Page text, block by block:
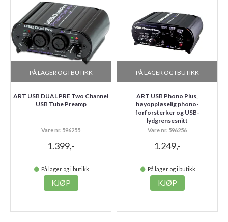
PÅ LAGER OG I BUTIKK
ART USB DUAL PRE Two Channel
USB Tube Preamp
Vare nr. 596255
1.399,-
På lager og i butikk
KJØP
PÅ LAGER OG I BUTIKK
ART USB Phono Plus,
høyoppløselig phono-
forforsterker og USB-
lydgrensesnitt
Vare nr. 596256
1.249,-
På lager og i butikk
KJØP